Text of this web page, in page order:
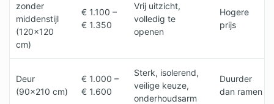
zonder
middenstijl
(120×120
cm)
€ 1.100 –
€ 1.350
Vrij uitzicht,
volledig te
openen
Hogere
prijs
Deur
(90×210 cm)
€ 1.000 –
€ 1.600
Sterk, isolerend,
veilige keuze,
onderhoudsarm
Duurder
dan ramen